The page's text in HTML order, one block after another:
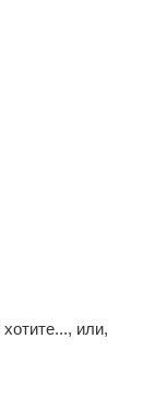
или,